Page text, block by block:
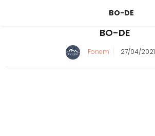
BO-DE
BO-DE
Fonem 27/04/2021